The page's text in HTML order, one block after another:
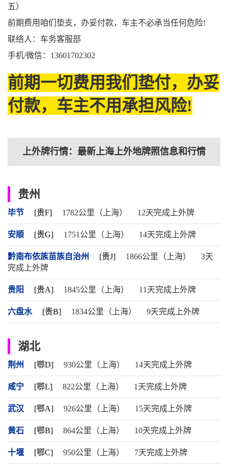
五）
前期费用咱们垫支，办妥付款，车主不必承当任何危险!
联络人：车务客服部
手机/微信：13601702302
前期一切费用我们垫付，办妥
付款，车主不用承担风险!
上外牌行情：最新上海上外地牌照信息和行情
贵州
毕节 [贵F] 1782公里（上海） 12天完成上外牌
安顺 [贵G] 1751公里（上海） 14天完成上外牌
黔南布依族苗族自治州 [贵J] 1866公里（上海）
3天
完成上外牌
贵阳 [贵A] 1845公里（上海） 11天完成上外牌
六盘水 [贵B] 1834公里（上海） 9天完成上外牌
湖北
荆州 [鄂D] 930公里（上海） 14天完成上外牌
咸宁 [鄂L] 822公里（上海） 1天完成上外牌
武汉 [鄂A] 926公里（上海） 15天完成上外牌
黄石 [鄂B] 864公里（上海） 10天完成上外牌
十堰 [鄂C] 950公里（上海） 7天完成上外牌